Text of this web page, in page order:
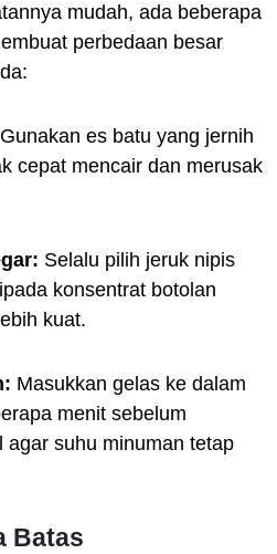
mudah, ada beberapa
perbedaan besar
Gunakan es batu yang jernih
cepat mencair dan merusak
Selalu pilih jeruk nipis
konsentrat botolan
kuat.
Masukkan gelas ke dalam
menit sebelum
agar suhu minuman tetap
Batas